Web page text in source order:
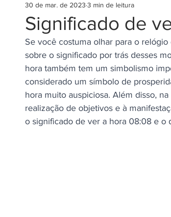
Rituais para o Amor e Autoestima
Rituais para Saúde e Bem Estar Rituais
Magia das ervas Chakras
Espiritualidade Salmos e Orações
Significado de
30 de mar. de 2023 3 min de leitura
Se você costuma olhar para o
sobre o significado por trás desses
hora também tem um simbolismo
considerado um símbolo de
hora muito auspiciosa. Além disso,
realização de objetivos e à
o significado de ver a hora 08:08 e o